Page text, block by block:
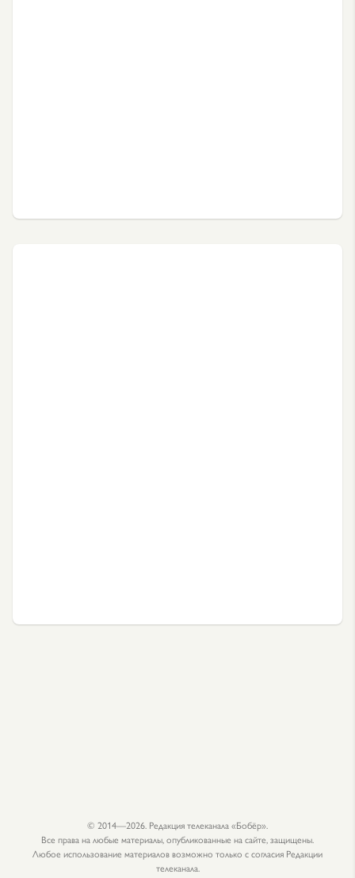
© 2014—2026. Редакция телеканала «Бобёр».
Все права на любые материалы, опубликованные на сайте, защищены.
Любое использование материалов возможно только с согласия Редакции
телеканала.